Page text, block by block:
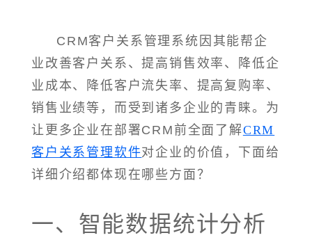
CRM客户关系管理系统因其能帮企
业改善客户关系、提高销售效率、降低企
业成本、降低客户流失率、提高复购率、
销售业绩等，而受到诸多企业的青睐。为
让更多企业在部署CRM前全面了解CRM
客户关系管理软件对企业的价值，下面给
详细介绍都体现在哪些方面？
一、智能数据统计分析